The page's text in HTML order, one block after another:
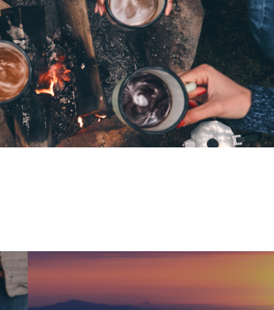
MESSAGE
代表メッセージ
PRESIDENT
代表紹介
MEMBERS